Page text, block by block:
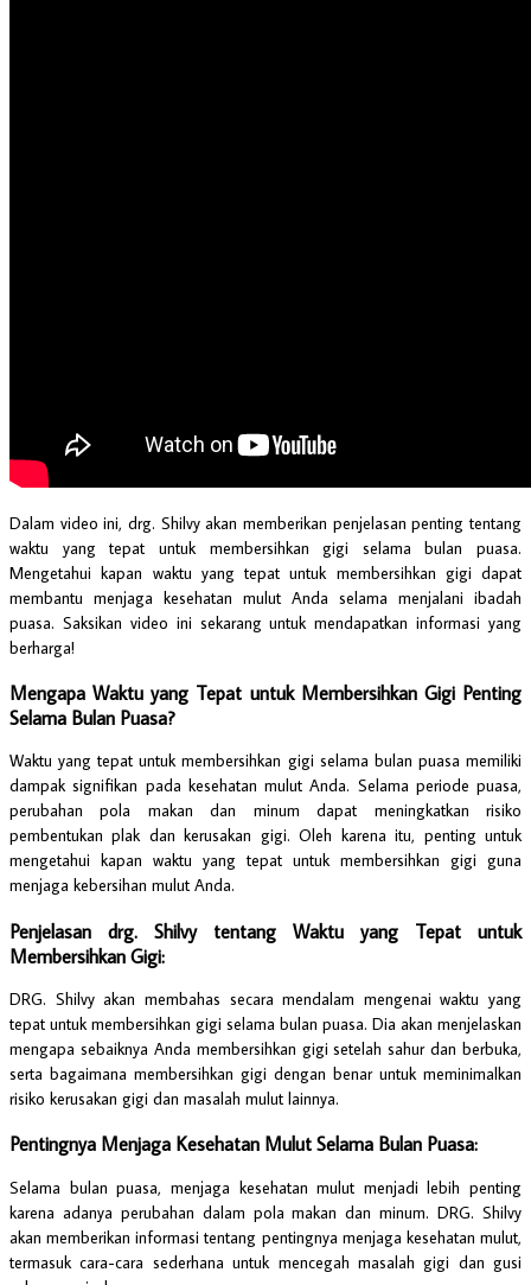
Dalam video ini, drg. Shilvy akan memberikan penjelasan penting tentang
waktu yang tepat untuk membersihkan gigi selama bulan puasa.
Mengetahui kapan waktu yang tepat untuk membersihkan gigi dapat
membantu menjaga kesehatan mulut Anda selama menjalani ibadah
puasa. Saksikan video ini sekarang untuk mendapatkan informasi yang
berharga!
Mengapa Waktu yang Tepat untuk Membersihkan Gigi Penting
Selama Bulan Puasa?
Waktu yang tepat untuk membersihkan gigi selama bulan puasa memiliki
dampak signifikan pada kesehatan mulut Anda. Selama periode puasa,
perubahan pola makan dan minum dapat meningkatkan risiko
pembentukan plak dan kerusakan gigi. Oleh karena itu, penting untuk
mengetahui kapan waktu yang tepat untuk membersihkan gigi guna
menjaga kebersihan mulut Anda.
Penjelasan drg. Shilvy tentang Waktu yang Tepat untuk
Membersihkan Gigi:
DRG. Shilvy akan membahas secara mendalam mengenai waktu yang
tepat untuk membersihkan gigi selama bulan puasa. Dia akan menjelaskan
mengapa sebaiknya Anda membersihkan gigi setelah sahur dan berbuka,
serta bagaimana membersihkan gigi dengan benar untuk meminimalkan
risiko kerusakan gigi dan masalah mulut lainnya.
Pentingnya Menjaga Kesehatan Mulut Selama Bulan Puasa:
Selama bulan puasa, menjaga kesehatan mulut menjadi lebih penting
karena adanya perubahan dalam pola makan dan minum. DRG. Shilvy
akan memberikan informasi tentang pentingnya menjaga kesehatan mulut,
termasuk cara-cara sederhana untuk mencegah masalah gigi dan gusi